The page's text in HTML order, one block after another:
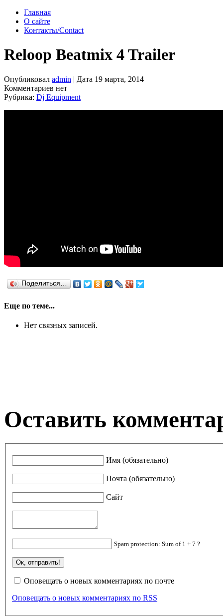
Главная
О сайте
Контакты/Contact
Reloop Beatmix 4 Trailer
Опубликовал admin | Дата 19 марта, 2014
Комментариев нет
Рубрика: Dj Equipment
Поделиться…
Еще по теме...
Нет связных записей.
Оставить
Имя (обязательно)
Почта (обязательно)
Сайт
Spam protection: Sum of 1 + 7 ?
Оповещать о новых комментариях по почте
Оповещать о новых комментариях по RSS